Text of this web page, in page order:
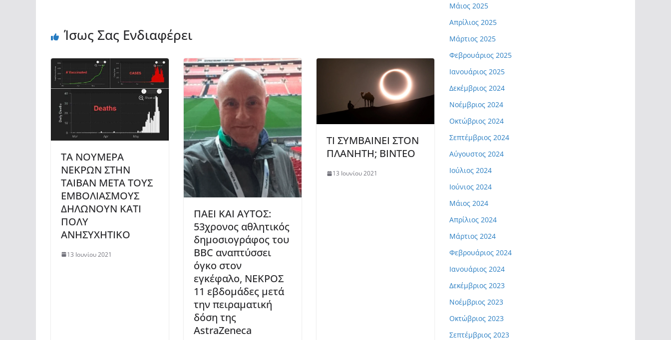
Ίσως Σας Ενδιαφέρει
ΤΑ ΝΟΥΜΕΡΑ
ΝΕΚΡΩΝ ΣΤΗΝ
ΤΑΙΒΑΝ ΜΕΤΑ ΤΟΥΣ
ΕΜΒΟΛΙΑΣΜΟΥΣ
ΔΗΛΩΝΟΥΝ ΚΑΤΙ
ΠΟΛΥ
ΑΝΗΣΥΧΗΤΙΚΟ
13 Ιουνίου 2021
ΠΑΕΙ ΚΑΙ ΑΥΤΟΣ:
53χρονος αθλητικός
δημοσιογράφος του
BBC αναπτύσσει
όγκο στον
εγκέφαλο, ΝΕΚΡΟΣ
11 εβδομάδες μετά
την πειραματική
δόση της
AstraZeneca
ΤΙ ΣΥΜΒΑΙΝΕΙ ΣΤΟΝ
ΠΛΑΝΗΤΗ; ΒΙΝΤΕΟ
13 Ιουνίου 2021
Μάιος 2025
Απρίλιος 2025
Μάρτιος 2025
Φεβρουάριος 2025
Ιανουάριος 2025
Δεκέμβριος 2024
Νοέμβριος 2024
Οκτώβριος 2024
Σεπτέμβριος 2024
Αύγουστος 2024
Ιούλιος 2024
Ιούνιος 2024
Μάιος 2024
Απρίλιος 2024
Μάρτιος 2024
Φεβρουάριος 2024
Ιανουάριος 2024
Δεκέμβριος 2023
Νοέμβριος 2023
Οκτώβριος 2023
Σεπτέμβριος 2023